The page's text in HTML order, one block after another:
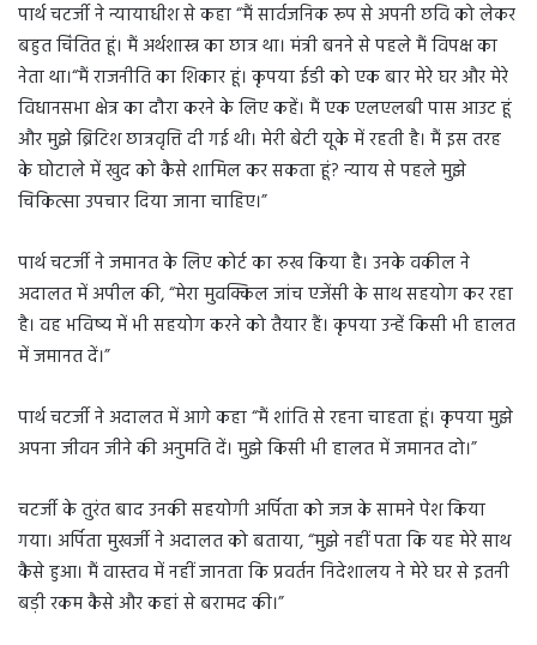
पार्थ चटर्जी ने न्यायाधीश से कहा “मैं सार्वजनिक रूप से अपनी छवि को लेकर
बहुत चिंतित हूं। मैं अर्थशास्त्र का छात्र था। मंत्री बनने से पहले मैं विपक्ष का
नेता था।“मैं राजनीति का शिकार हूं। कृपया ईडी को एक बार मेरे घर और मेरे
विधानसभा क्षेत्र का दौरा करने के लिए कहें। मैं एक एलएलबी पास आउट हूं
और मुझे ब्रिटिश छात्रवृत्ति दी गई थी। मेरी बेटी यूके में रहती है। मैं इस तरह
के घोटाले में खुद को कैसे शामिल कर सकता हूं? न्याय से पहले मुझे
चिकित्सा उपचार दिया जाना चाहिए।”
पार्थ चटर्जी ने जमानत के लिए कोर्ट का रुख किया है। उनके वकील ने
अदालत में अपील की, “मेरा मुवक्किल जांच एजेंसी के साथ सहयोग कर रहा
है। वह भविष्य में भी सहयोग करने को तैयार हैं। कृपया उन्हें किसी भी हालत
में जमानत दें।”
पार्थ चटर्जी ने अदालत में आगे कहा “मैं शांति से रहना चाहता हूं। कृपया मुझे
अपना जीवन जीने की अनुमति दें। मुझे किसी भी हालत में जमानत दो।”
चटर्जी के तुरंत बाद उनकी सहयोगी अर्पिता को जज के सामने पेश किया
गया। अर्पिता मुखर्जी ने अदालत को बताया, “मुझे नहीं पता कि यह मेरे साथ
कैसे हुआ। मैं वास्तव में नहीं जानता कि प्रवर्तन निदेशालय ने मेरे घर से इतनी
बड़ी रकम कैसे और कहां से बरामद की।”